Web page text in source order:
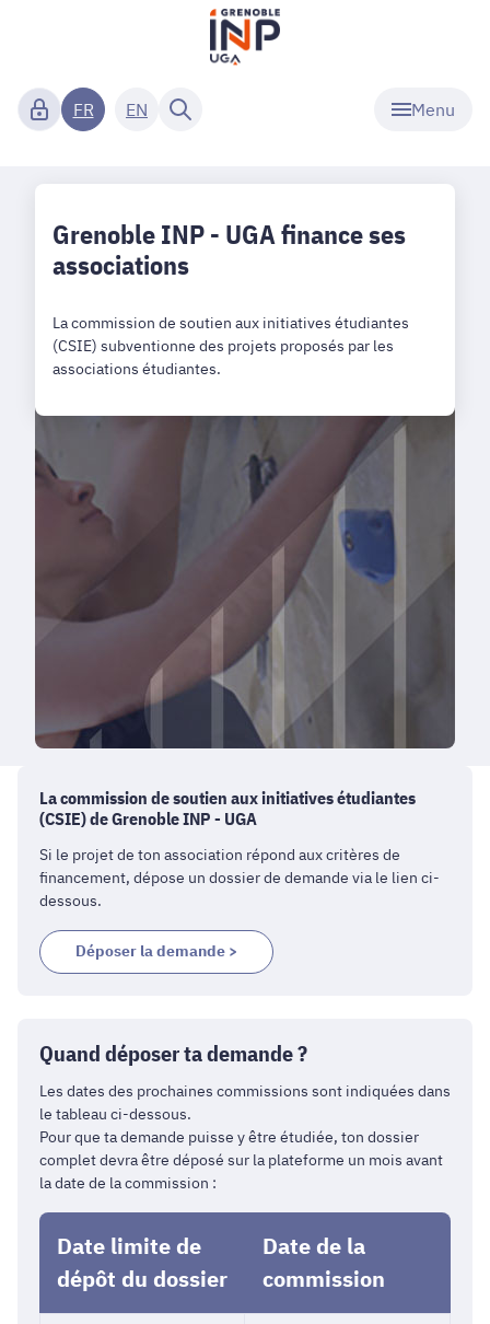
Menu
FR EN
Grenoble INP - UGA finance ses
associations
La commission de soutien aux initiatives étudiantes
(CSIE) subventionne des projets proposés par les
associations étudiantes.
La commission de soutien aux initiatives étudiantes
(CSIE) de Grenoble INP - UGA
Si le projet de ton association répond aux critères de
financement, dépose un dossier de demande via le lien ci-
dessous.
Déposer la demande >
Quand déposer ta demande ?
Les dates des prochaines commissions sont indiquées dans
le tableau ci-dessous.
Pour que ta demande puisse y être étudiée, ton dossier
complet devra être déposé sur la plateforme un mois avant
la date de la commission :
Date limite de
dépôt du dossier
Date de la
commission